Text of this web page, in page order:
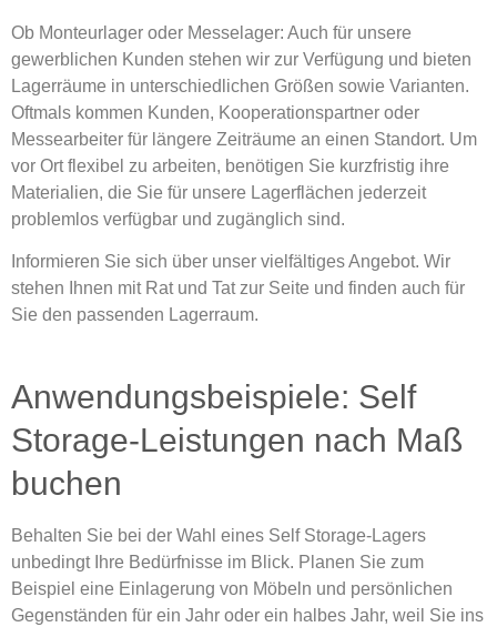
Ob Monteurlager oder Messelager: Auch für unsere
gewerblichen Kunden stehen wir zur Verfügung und bieten
Lagerräume in unterschiedlichen Größen sowie Varianten.
Oftmals kommen Kunden, Kooperationspartner oder
Messearbeiter für längere Zeiträume an einen Standort. Um
vor Ort flexibel zu arbeiten, benötigen Sie kurzfristig ihre
Materialien, die Sie für unsere Lagerflächen jederzeit
problemlos verfügbar und zugänglich sind.
Informieren Sie sich über unser vielfältiges Angebot. Wir
stehen Ihnen mit Rat und Tat zur Seite und finden auch für
Sie den passenden Lagerraum.
Anwendungsbeispiele: Self
Storage-Leistungen nach Maß
buchen
Behalten Sie bei der Wahl eines Self Storage-Lagers
unbedingt Ihre Bedürfnisse im Blick. Planen Sie zum
Beispiel eine Einlagerung von Möbeln und persönlichen
Gegenständen für ein Jahr oder ein halbes Jahr, weil Sie ins